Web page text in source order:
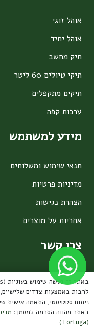
אוהל זוגי
אוהל יחיד
תיק מחשב
תיקי טיולים 60 ליטר
תיקים מתקפלים
ערכות קפה
מידע למשתמש
תנאי שימוש ומשלוחים
מדיניות פרטיות
הצהרת נגישות
אחריות על מוצרים
צרו קשר
קיבוץ עמיר, הגליל העליון
contact@tortuga.co.il
טלפון: 050-3888567
לרבות באמצעות צדדים
ניתוח סטטיסטי, התאמה אישית
באתר מהווה הסכמה למסמך:
(Tortuga)